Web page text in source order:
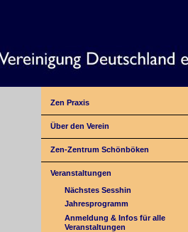
Zen Praxis
Über den Verein
Zen-Zentrum Schönböken
Veranstaltungen
Nächstes Sesshin
Jahresprogramm
Anmeldung & Infos für alle
Veranstaltungen